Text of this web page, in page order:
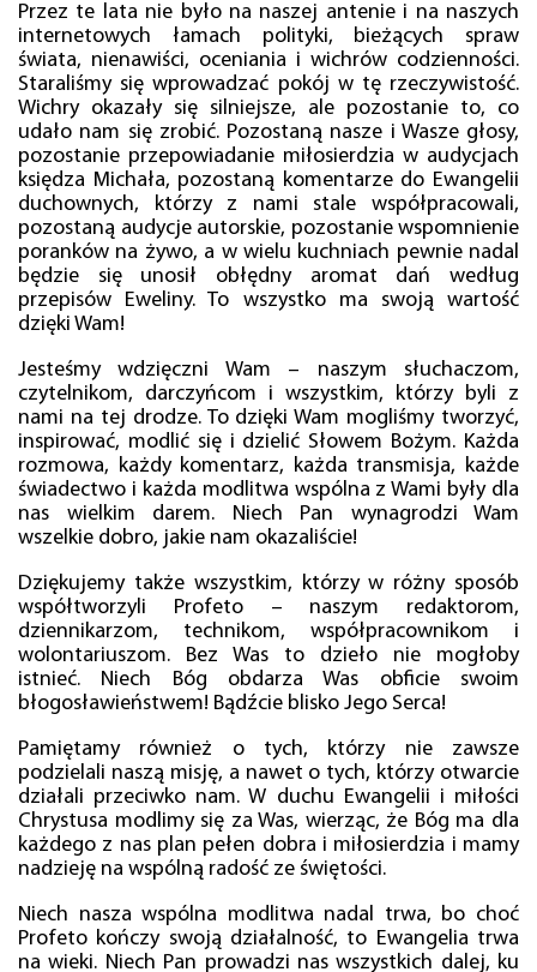
Przez te lata nie było na naszej antenie i na naszych
internetowych łamach polityki, bieżących spraw
świata, nienawiści, oceniania i wichrów codzienności.
Staraliśmy się wprowadzać pokój w tę rzeczywistość.
Wichry okazały się silniejsze, ale pozostanie to, co
udało nam się zrobić. Pozostaną nasze i Wasze głosy,
pozostanie przepowiadanie miłosierdzia w audycjach
księdza Michała, pozostaną komentarze do Ewangelii
duchownych, którzy z nami stale współpracowali,
pozostaną audycje autorskie, pozostanie wspomnienie
poranków na żywo, a w wielu kuchniach pewnie nadal
będzie się unosił obłędny aromat dań według
przepisów Eweliny. To wszystko ma swoją wartość
dzięki Wam!
Jesteśmy wdzięczni Wam – naszym słuchaczom,
czytelnikom, darczyńcom i wszystkim, którzy byli z
nami na tej drodze. To dzięki Wam mogliśmy tworzyć,
inspirować, modlić się i dzielić Słowem Bożym. Każda
rozmowa, każdy komentarz, każda transmisja, każde
świadectwo i każda modlitwa wspólna z Wami były dla
nas wielkim darem. Niech Pan wynagrodzi Wam
wszelkie dobro, jakie nam okazaliście!
Dziękujemy także wszystkim, którzy w różny sposób
współtworzyli Profeto – naszym redaktorom,
dziennikarzom, technikom, współpracownikom i
wolontariuszom. Bez Was to dzieło nie mogłoby
istnieć. Niech Bóg obdarza Was obficie swoim
błogosławieństwem! Bądźcie blisko Jego Serca!
Pamiętamy również o tych, którzy nie zawsze
podzielali naszą misję, a nawet o tych, którzy otwarcie
działali przeciwko nam. W duchu Ewangelii i miłości
Chrystusa modlimy się za Was, wierząc, że Bóg ma dla
każdego z nas plan pełen dobra i miłosierdzia i mamy
nadzieję na wspólną radość ze świętości.
Niech nasza wspólna modlitwa nadal trwa, bo choć
Profeto kończy swoją działalność, to Ewangelia trwa
na wieki. Niech Pan prowadzi nas wszystkich dalej, ku